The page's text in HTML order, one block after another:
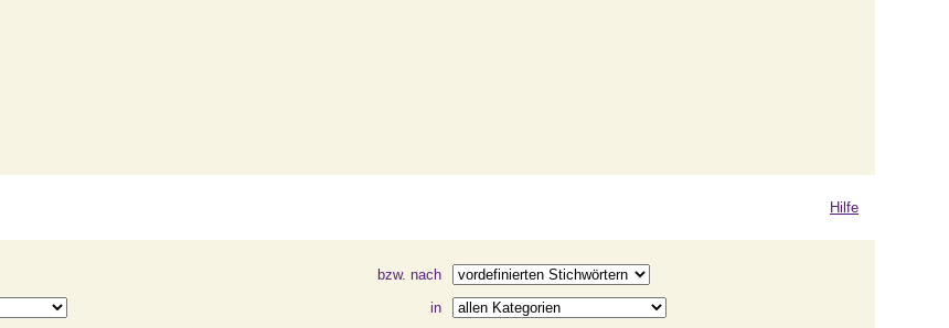
Hilfe
bzw. nach
in